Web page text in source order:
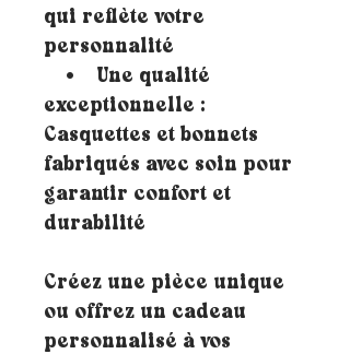
qui reflète votre
personnalité
• Une qualité
exceptionnelle :
Casquettes et bonnets
fabriqués avec soin pour
garantir confort et
durabilité
Créez une pièce unique
ou offrez un cadeau
personnalisé à vos